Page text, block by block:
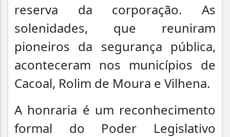
reserva da corporação. As
solenidades, que reuniram
pioneiros da segurança pública,
aconteceram nos municípios de
Cacoal, Rolim de Moura e Vilhena.
A honraria é um reconhecimento
formal do Poder Legislativo